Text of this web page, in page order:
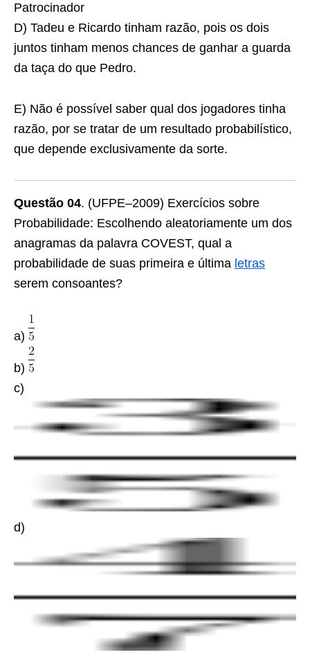
Patrocinador
D) Tadeu e Ricardo tinham razão, pois os dois
juntos tinham menos chances de ganhar a guarda
da taça do que Pedro.
E) Não é possível saber qual dos jogadores tinha
razão, por se tratar de um resultado probabilístico,
que depende exclusivamente da sorte.
Questão 04. (UFPE–2009) Exercícios sobre
Probabilidade: Escolhendo aleatoriamente um dos
anagramas da palavra COVEST, qual a
probabilidade de suas primeira e última letras
serem consoantes?
a)
b)
c)
d)